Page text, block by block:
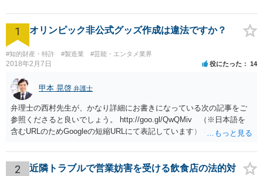
1 オリンピック非公式グッズ作成は違法ですか？
#知的財産・特許 #製造業 #芸能・エンタメ業界
2018年2月7日 役にたった 14
甲本 晃啓 弁護士
弁理士の西村先生が、かなり詳細にお書きになっている次の記事をご
参照くださると良いでしょう。 http://goo.gl/QwQMiv （※日本語を
含むURLのためGoogleの短縮URLにて表記しています） 私も同先生と
とも不正競争防止法上の問題は生じうると思います。
2
近隣トラブルで営業妨害を受ける飲食店の法的対